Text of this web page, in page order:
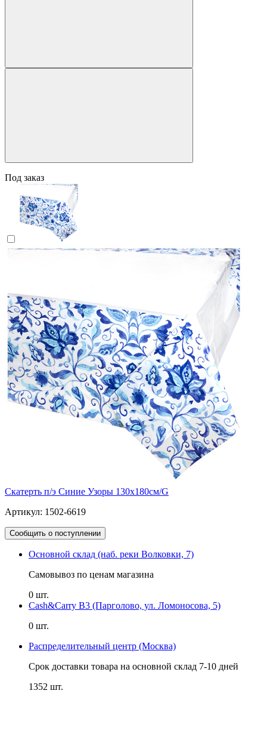
Под заказ
Скатерть п/э Синие Узоры 130х180см/G
Артикул: 1502-6619
Сообщить о поступлении
Основной склад (наб. реки Волковки, 7)
Самовывоз по ценам магазина
0 шт.
Cash&Carry B3 (Парголово, ул. Ломоносова, 5)
0 шт.
Распределительный центр (Москва)
Срок доставки товара на основной склад 7-10 дней
1352 шт.